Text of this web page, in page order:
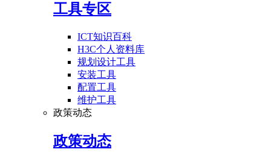
工具专区
ICT知识百科
H3C个人资料库
规划设计工具
安装工具
配置工具
维护工具
政策动态
政策动态